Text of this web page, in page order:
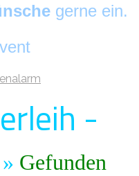
gerne ein.
-
» Gefunden